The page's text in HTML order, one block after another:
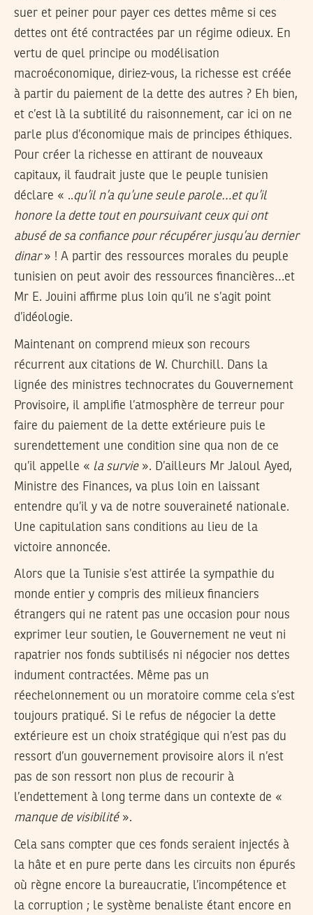
suer et peiner pour payer ces dettes même si ces
dettes ont été contractées par un régime odieux. En
vertu de quel principe ou modélisation
macroéconomique, diriez-vous, la richesse est créée
à partir du paiement de la dette des autres ? Eh bien,
et c’est là la subtilité du raisonnement, car ici on ne
parle plus d’économique mais de principes éthiques.
Pour créer la richesse en attirant de nouveaux
capitaux, il faudrait juste que le peuple tunisien
déclare « ..qu’il n’a qu’une seule parole…et qu’il
honore la dette tout en poursuivant ceux qui ont
abusé de sa confiance pour récupérer jusqu’au dernier
dinar» ! A partir des ressources morales du peuple
tunisien on peut avoir des ressources financières…et
Mr E. Jouini affirme plus loin qu’il ne s’agit point
d’idéologie.
Maintenant on comprend mieux son recours
récurrent aux citations de W. Churchill. Dans la
lignée des ministres technocrates du Gouvernement
Provisoire, il amplifie l’atmosphère de terreur pour
faire du paiement de la dette extérieure puis le
surendettement une condition sine qua non de ce
qu’il appelle « la survie». D’ailleurs Mr Jaloul Ayed,
Ministre des Finances, va plus loin en laissant
entendre qu’il y va de notre souveraineté nationale.
Une capitulation sans conditions au lieu de la
victoire annoncée.
Alors que la Tunisie s’est attirée la sympathie du
monde entier y compris des milieux financiers
étrangers qui ne ratent pas une occasion pour nous
exprimer leur soutien, le Gouvernement ne veut ni
rapatrier nos fonds subtilisés ni négocier nos dettes
indument contractées. Même pas un
réechelonnement ou un moratoire comme cela s’est
toujours pratiqué. Si le refus de négocier la dette
extérieure est un choix stratégique qui n’est pas du
ressort d’un gouvernement provisoire alors il n’est
pas de son ressort non plus de recourir à
l’endettement à long terme dans un contexte de «
manque de visibilité».
Cela sans compter que ces fonds seraient injectés à
la hâte et en pure perte dans les circuits non épurés
où règne encore la bureaucratie, l’incompétence et
la corruption ; le système benaliste étant encore en